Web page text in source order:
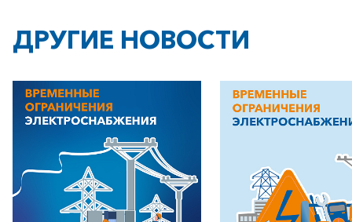
+7-800-700-24-57
Частным клиентам
Корпоративным клиентам
ДРУГИЕ НОВОСТИ